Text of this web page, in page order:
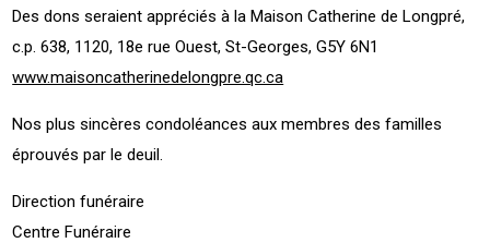
Des dons seraient appréciés à la Maison Catherine de Longpré,
c.p. 638, 1120, 18e rue Ouest, St-Georges, G5Y 6N1
www.maisoncatherinedelongpre.qc.ca
Nos plus sincères condoléances aux membres des familles
éprouvés par le deuil.
Direction funéraire
Centre Funéraire